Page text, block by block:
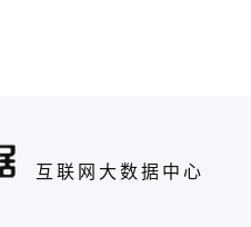
互联网大数据中心